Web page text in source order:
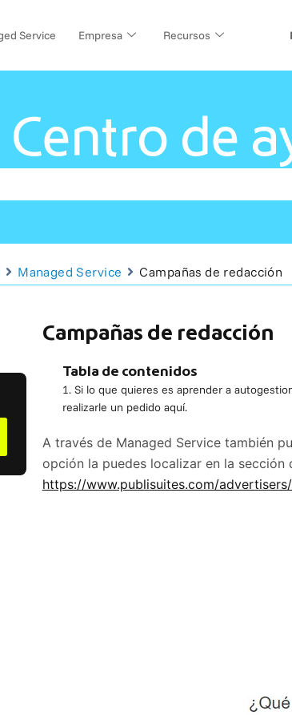
Service Empresa Recursos
Centro de
Managed Service Campañas de redacción
Campañas de redacción
Tabla de contenidos
Si lo que quieres es aprender a
realizarle un pedido aquí.
A través de Managed Service también
opción la puedes localizar en la
https://www.publisuites.com/